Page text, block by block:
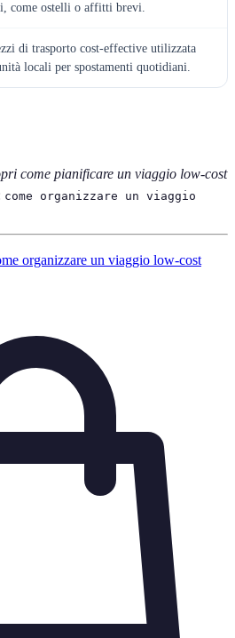
come ostelli o affitti brevi.
di trasporto cost-effective utilizzata
locali per spostamenti quotidiani.
come pianificare un viaggio low-cost
come organizzare un viaggio
organizzare un viaggio low-cost